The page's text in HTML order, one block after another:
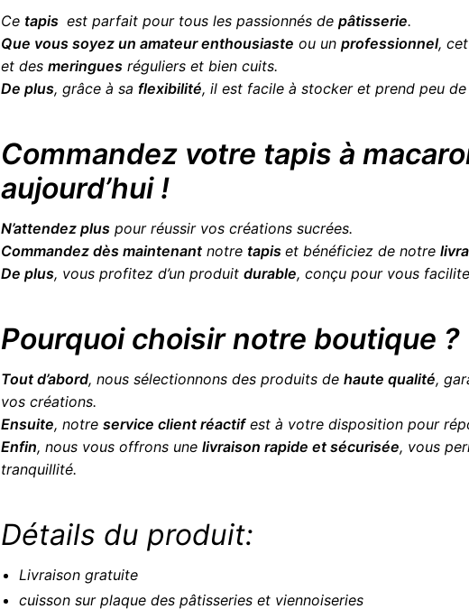
Ce tapis est parfait pour tous les passionnés de pâtisserie.
Que vous soyez un amateur enthousiaste ou un professionnel,
et des meringuesréguliers et bien cuits.
De plus, grâce à sa flexibilité, il est facile à stocker et prend peu
Commandez votre tapis à
aujourd’hui !
N’attendez pluspour réussir vos créations sucrées.
Commandez dès maintenantnotre tapis et bénéficiez de notre
De plus, vous profitez d’un produit durable, conçu pour vous
Pourquoi choisir notre boutique ?
Tout d’abord, nous sélectionnons des produits de haute qualité,
vos créations.
Ensuite, notre service client réactifest à votre disposition pour
Enfin, nous vous offrons une livraison rapide et sécurisée, vous
tranquillité.
Détails du produit:
Livraison gratuite
cuisson sur plaque des pâtisseries et viennoiseries